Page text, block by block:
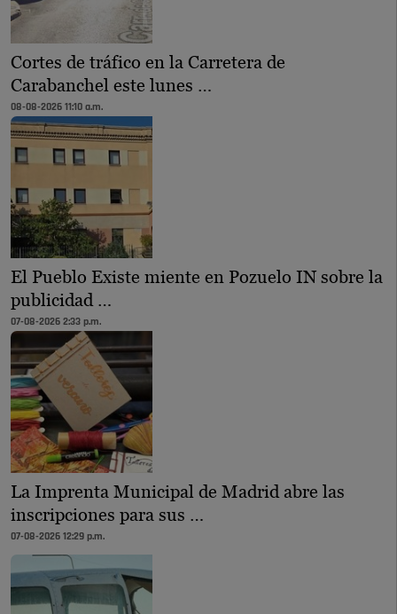
Cortes de tráfico en la Carretera de
Carabanchel este lunes …
08-08-2026 11:10 a.m.
El Pueblo Existe miente en Pozuelo IN sobre la
publicidad …
07-08-2026 2:33 p.m.
La Imprenta Municipal de Madrid abre las
inscripciones para sus …
07-08-2026 12:29 p.m.